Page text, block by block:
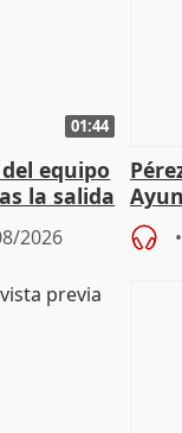
01:44
equipo
la salida
2026